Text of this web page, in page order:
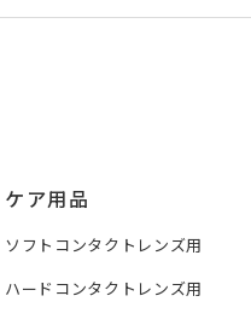
ケア用品
ソフトコンタクトレンズ用
ハードコンタクトレンズ用